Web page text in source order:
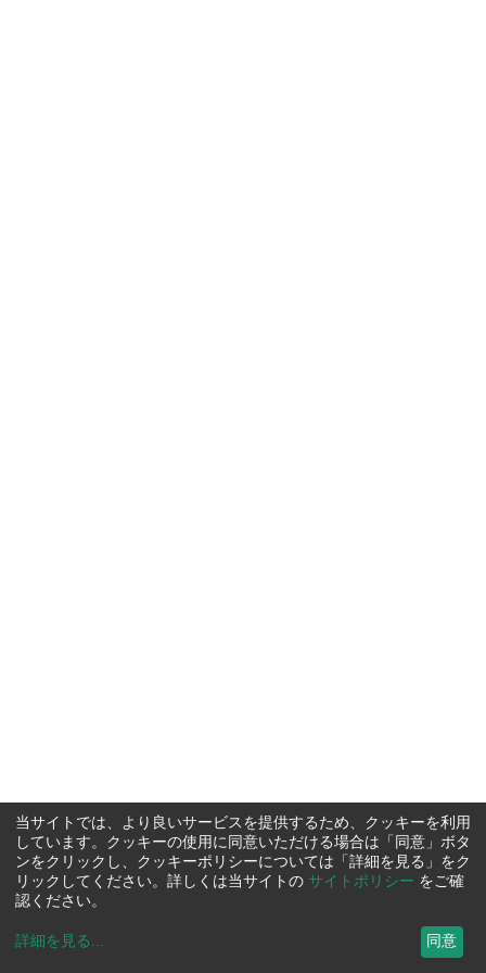
当サイトでは、より良いサービスを提供するため、クッキーを利用
しています。クッキーの使用に同意いただける場合は「同意」ボタ
ンをクリックし、クッキーポリシーについては「詳細を見る」をク
リックしてください。詳しくは当サイトの サイトポリシー をご確
認ください。
詳細を見る ... 同意